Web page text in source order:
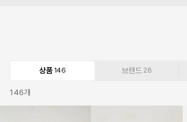
상품 146 브랜드 28
146개